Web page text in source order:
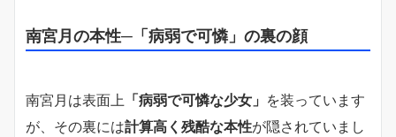
南宮月の本性─「病弱で可憐」の裏の顔
南宮月は表面上 「病弱で可憐な少女」 を装っています
が、その裏には計算高く残酷な本性が隠されていまし